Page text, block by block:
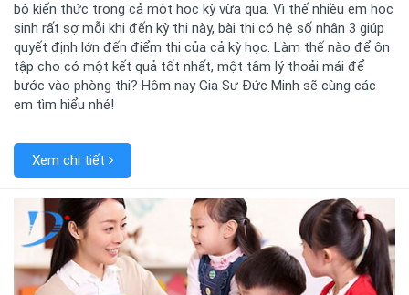
bộ kiến thức trong cả một học kỳ vừa qua. Vì thế nhiều em học
sinh rất sợ mỗi khi đến kỳ thi này, bài thi có hệ số nhân 3 giúp
quyết định lớn đến điểm thi của cả kỳ học. Làm thế nào để ôn
tập cho có một kết quả tốt nhất, một tâm lý thoải mái để
bước vào phòng thi? Hôm nay Gia Sư Đức Minh sẽ cùng các
em tìm hiểu nhé!
Xem chi tiết